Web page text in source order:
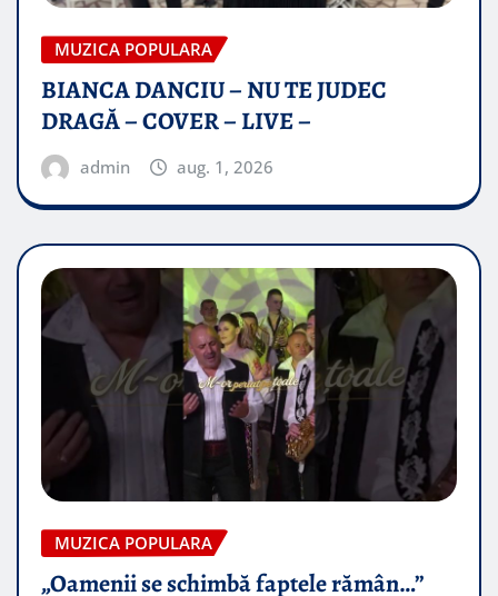
MUZICA POPULARA
BIANCA DANCIU – NU TE JUDEC
DRAGĂ – COVER – LIVE –
admin aug. 1, 2026
MUZICA POPULARA
„Oamenii se schimbă faptele rămân…”